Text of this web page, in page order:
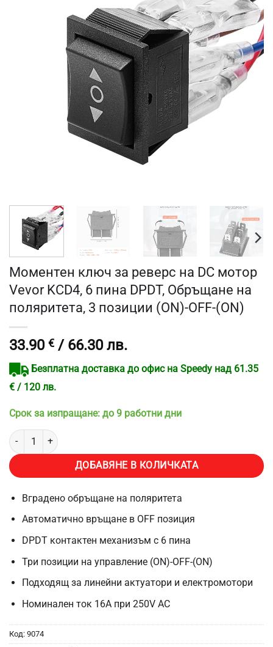
Моментен ключ за реверс на DC мотор
Vevor KCD4, 6 пина DPDT, Обръщане на
поляритета, 3 позиции (ON)-OFF-(ON)
33.90 € / 66.30 лв.
Безплатна доставка до офис на Speedy над 61.35
€ / 120 лв.
Срок за изпращане: до 9 работни дни
количество за Моментен ключ за реверс на DC мотор Vevor
ДОБАВЯНЕ В КОЛИЧКАТА
Вградено обръщане на поляритета
Автоматично връщане в OFF позиция
DPDT контактен механизъм с 6 пина
Три позиции на управление (ON)-OFF-(ON)
Подходящ за линейни актуатори и електромотори
Номинален ток 16A при 250V AC
Код: 9074